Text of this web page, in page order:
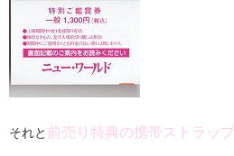
それと 前売り特典の携帯ストラップ